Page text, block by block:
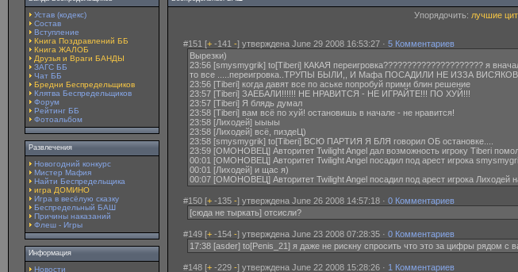
Устав (кодекс)
Состав
Вступление
Книга Поздравлений ББ
Книга ЖАЛОБ
Друзья и Враги БАНДЫ
ЗАГС ББ
Чат ББ
Бредни Беспредельщиков
Клятва Беспредельщиков
Форум
Рейтинг ББ
Фотоальбом
Развлечения
Новогодний конкурс
Мистер Мафия
Найти Беспредельщика
игра ДОМИНО
Игра в весёлую сказку
Беспредельный БАШ
Причины наказаний
Флеш - Игры
Информация
Новости
Упорядочить: лучшие
#151 [+ -141 -] утверждена June 29 2008 16:53:27 · 5 Комментариев
Вырезки)
23:56 [smysmygrik] to[Tiberi] КАКАЯ переигровка????????????????????? я
то все .....переигровка..ТРУПЫ БЫЛИ,, И Мафа ПОСАДИЛИ НЕ ИЗЗА ВИСЯКОВ
23:56 [Tiberi] когда давят все по аське попробуй прими блин решение
23:57 [Tiberi] ЗАЕБАЛИ!!!!!! НЕ НРАВИТСЯ - НЕ ИГРАЙТЕ!!! ПО ХУЙ!!!
23:57 [Tiberi] Я блядь думал
23:58 [Tiberi] вам всё по хуй! остановишь в начале - не нравится!
23:58 [Лиходей] ыыыы
23:58 [Лиходей] всё, пиздеЦ)
23:58 [smysmygrik] to[Tiberi] ВСЮ ПАРТИЯ Я БЛЯ говорил ОБ остановке....
23:59 [ОМОНОВЕЦ] Авторитет Twilight Angel дал возможность игроку Tiberi
00:01 [ОМОНОВЕЦ] Авторитет Twilight Angel посадил под арест игрока
00:01 [Лиходей] и щас я)
00:07 [ОМОНОВЕЦ] Авторитет Twilight Angel посадил под арест игрока Лиходей
#150 [+ -135 -] утверждена June 26 2008 14:57:18 · 0 Комментариев
[сюда не тыркать] отсисли?
#149 [+ -154 -] утверждена June 23 2008 07:28:35 · 0 Комментариев
17:38 [asder] to[Penis_21] я даже не рискну спросить что это за цифры рядом с
#148 [+ -229 -] утверждена June 22 2008 15:28:26 · 1 Комментариев